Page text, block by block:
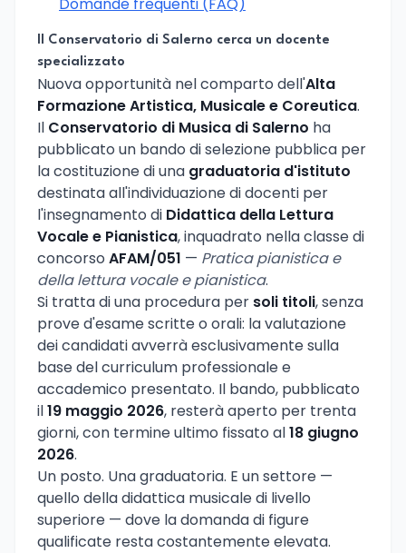
Il Conservatorio di Salerno cerca un docente
specializzato
Nuova opportunità nel comparto dell'Alta
Formazione Artistica, Musicale e Coreutica.
Il Conservatorio di Musica di Salerno ha
pubblicato un bando di selezione pubblica per
la costituzione di una graduatoria d'istituto
destinata all'individuazione di docenti per
l'insegnamento di Didattica della Lettura
Vocale e Pianistica, inquadrato nella classe di
concorso AFAM/051 — Pratica pianistica e
della lettura vocale e pianistica.
Si tratta di una procedura per soli titoli, senza
prove d'esame scritte o orali: la valutazione
dei candidati avverrà esclusivamente sulla
base del curriculum professionale e
accademico presentato. Il bando, pubblicato
il19 maggio 2026, resterà aperto per trenta
giorni, con termine ultimo fissato al18 giugno
2026.
Un posto. Una graduatoria. E un settore —
quello della didattica musicale di livello
superiore — dove la domanda di figure
qualificate resta costantemente elevata.